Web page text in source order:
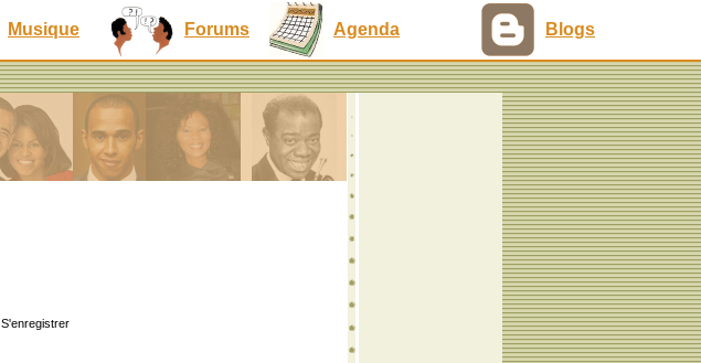
Musique Forums Agenda Blogs
S'enregistrer